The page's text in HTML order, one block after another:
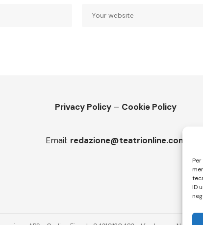
ID
Privacy Policy – Cookie Policy
Email: redazione@teatrionline.com